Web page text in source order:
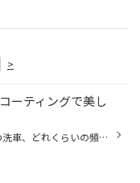
>
ーティングで美し
皆さん、おクルマの洗車、どれくらいの頻度でされてますか？ お忙しい毎日の中で、ずっとキレイに保つのは至難の業ではないでしょうか？ それでも、なるべくクルマはキレイに保ちたいというお客様にオススメなサービス 今回は、おクルマの「ボディコーティング」のご紹介です。 ボディコーティング...